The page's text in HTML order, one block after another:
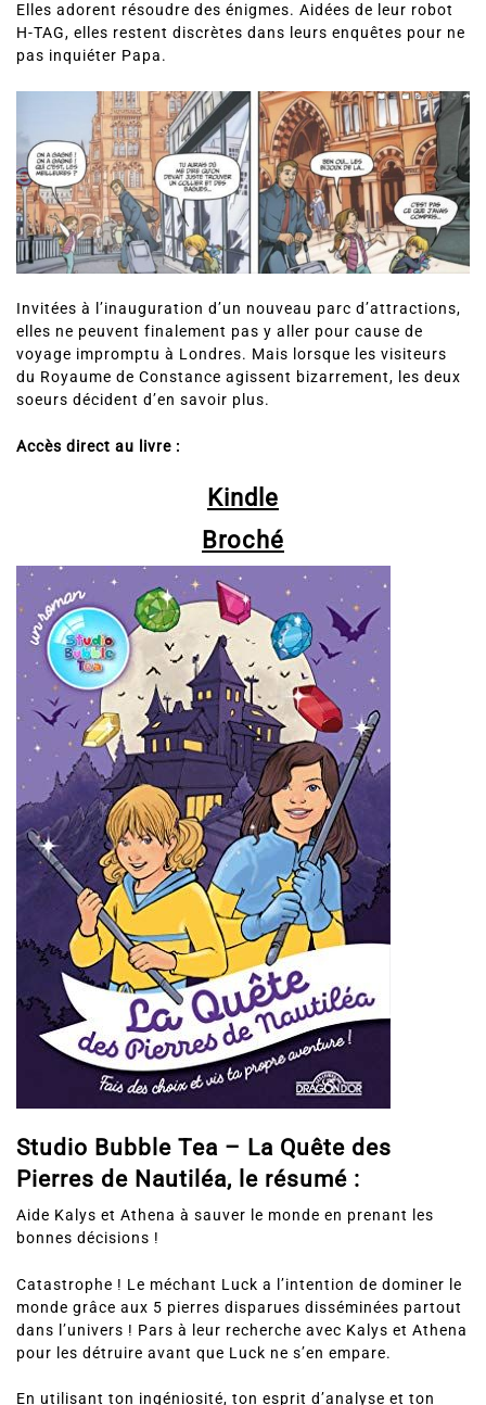
Elles adorent résoudre des énigmes. Aidées de leur robot
H-TAG, elles restent discrètes dans leurs enquêtes pour ne
pas inquiéter Papa.
Invitées à l’inauguration d’un nouveau parc d’attractions,
elles ne peuvent finalement pas y aller pour cause de
voyage impromptu à Londres. Mais lorsque les visiteurs
du Royaume de Constance agissent bizarrement, les deux
soeurs décident d’en savoir plus.
Accès direct au livre :
Kindle
Broché
Studio Bubble Tea – La Quête des
Pierres de Nautiléa, le résumé :
Aide Kalys et Athena à sauver le monde en prenant les
bonnes décisions !
Catastrophe ! Le méchant Luck a l’intention de dominer le
monde grâce aux 5 pierres disparues disséminées partout
dans l’univers ! Pars à leur recherche avec Kalys et Athena
pour les détruire avant que Luck ne s’en empare.
En utilisant ton ingéniosité, ton esprit d’analyse et ton